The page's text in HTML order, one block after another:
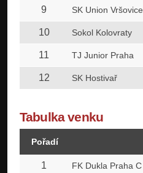
9 SK Union Vršovice
10 Sokol Kolovraty
11 TJ Junior Praha
12 SK Hostivař
Tabulka venku
Pořadí
1 FK Dukla Praha C